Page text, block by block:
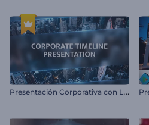
P
resentación Corporativa con Línea de Tiempo